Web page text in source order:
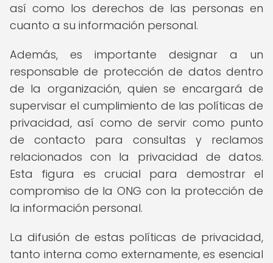
así como los derechos de las personas en
cuanto a su información personal.
Además, es importante designar a un
responsable de protección de datos dentro
de la organización, quien se encargará de
supervisar el cumplimiento de las políticas de
privacidad, así como de servir como punto
de contacto para consultas y reclamos
relacionados con la privacidad de datos.
Esta figura es crucial para demostrar el
compromiso de la ONG con la protección de
la información personal.
La difusión de estas políticas de privacidad,
tanto interna como externamente, es esencial